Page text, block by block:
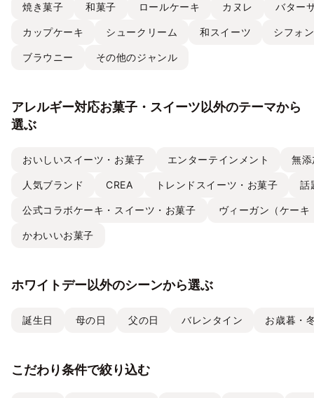
焼き菓子 和菓子 ロールケーキ カヌレ バター
カップケーキ シュークリーム 和スイーツ シフォ
ブラウニー その他のジャンル
アレルギー対応お菓子・スイーツ以外のテーマから
選ぶ
おいしいスイーツ・お菓子 エンターテインメント 無
人気ブランド CREA トレンドスイーツ・お菓子 話
公式コラボケーキ・スイーツ・お菓子 ヴィーガン（ケー
かわいいお菓子
ホワイトデー以外のシーンから選ぶ
誕生日 母の日 父の日 バレンタイン お歳暮・
こだわり条件で絞り込む